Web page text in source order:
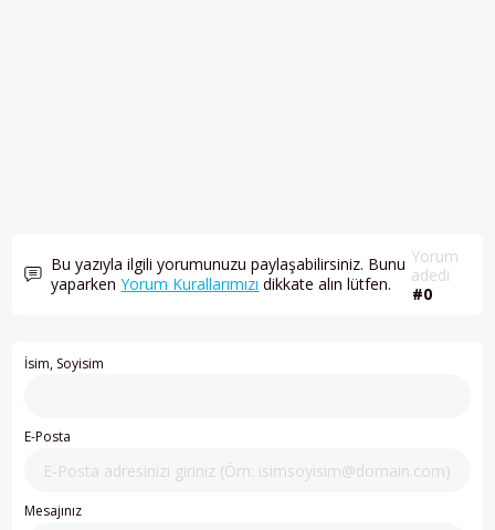
Bu yazıyla ilgili yorumunuzu paylaşabilirsiniz. Bunu
yaparkenYorum Kurallarımızı dikkate alın lütfen.
Yorum
adedi
#0
İsim, Soyisim
E-Posta
Mesajınız